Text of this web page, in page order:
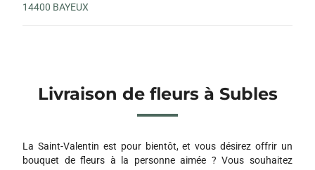
14400 BAYEUX
Livraison de fleurs à Subles
La Saint-Valentin est pour bientôt, et vous désirez offrir un
bouquet de fleurs à la personne aimée ? Vous souhaitez